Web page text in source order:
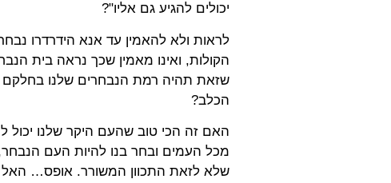
יכולים להגיע גם אליו"?
לראות ולא להאמין עד אנא הידרדרו
הקולות, ואינו מאמין שכך נראה בית
שזאת תהיה רמת הנבחרים שלנו בחלקם
הכלב?
האם זה הכי טוב שהעם היקר שלנו יכול
מכל העמים ובחר בנו להיות העם הנבחר,
שלא לזאת התכוון המשורר. אופס… האל